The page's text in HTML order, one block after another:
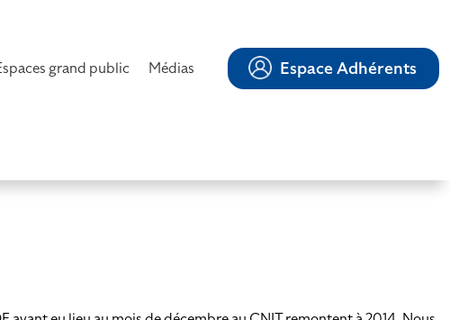
grand public Médias Espace Adhérents